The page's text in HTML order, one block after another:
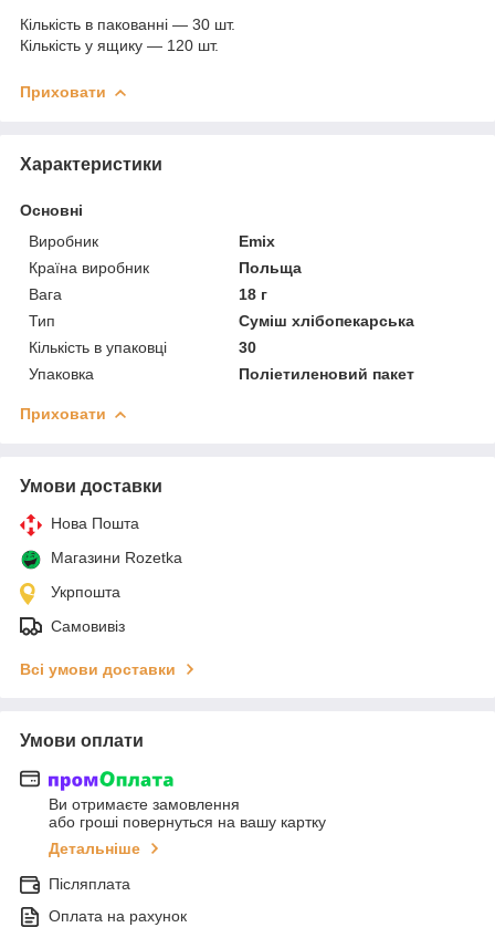
Кількість в пакованні — 30 шт.
Кількість у ящику — 120 шт.
Приховати
Характеристики
Основні
Виробник
Emix
Країна виробник
Польща
Вага
18 г
Тип
Суміш хлібопекарська
Кількість в упаковці
30
Упаковка
Поліетиленовий пакет
Приховати
Умови доставки
Нова Пошта
Магазини Rozetka
Укрпошта
Самовивіз
Всі умови доставки
Умови оплати
Ви отримаєте замовлення
або гроші повернуться на вашу картку
Детальніше
Післяплата
Оплата на рахунок